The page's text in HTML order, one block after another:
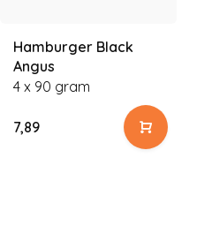
Hamburger Black
Angus
4 x 90 gram
7,89